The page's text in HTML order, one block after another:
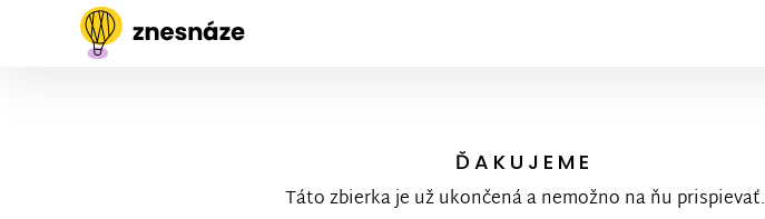
ĎAKUJEME
Táto zbierka je už ukončená a nemožno na ňu prispievať.